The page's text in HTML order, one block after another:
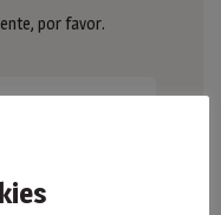
por favor.